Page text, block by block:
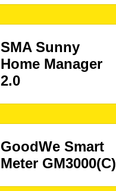
SMA Sunny
Home Manager
2.0
GoodWe Smart
Meter GM3000(C)